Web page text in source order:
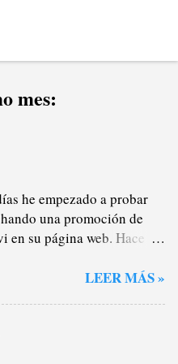
mes:
he empezado a probar
una promoción de
en su página web. Hace
del plan familiar que yo
sobre todo del tema
LEER MÁS »